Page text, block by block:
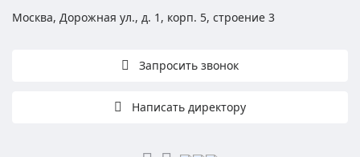
Москва, Дорожная ул., д. 1, корп. 5, строение 3
Запросить звонок
Написать директору